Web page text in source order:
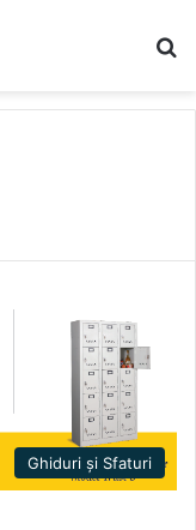
Ghiduri și Sfaturi